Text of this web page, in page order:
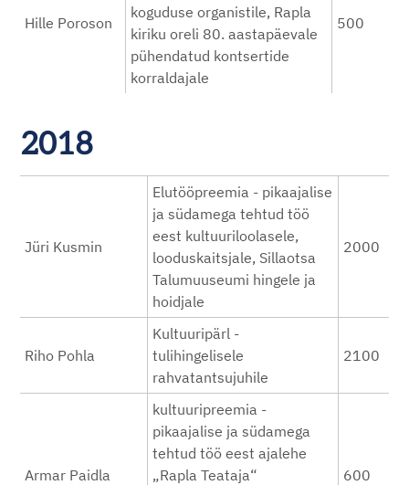
Hille Poroson
koguduse organistile, Rapla
kiriku oreli 80. aastapäevale
pühendatud kontsertide
korraldajale
500
2018
Jüri Kusmin
Elutööpreemia - pikaajalise
ja südamega tehtud töö
eest kultuuriloolasele,
looduskaitsjale, Sillaotsa
Talumuuseumi hingele ja
hoidjale
2000
Riho Pohla
Kultuuripärl -
tulihingelisele
rahvatantsujuhile
2100
Armar Paidla
kultuuripreemia -
pikaajalise ja südamega
tehtud töö eest ajalehe
„Rapla Teataja“
600